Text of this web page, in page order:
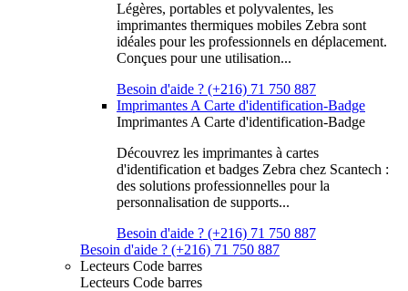
Légères, portables et polyvalentes, les
imprimantes thermiques mobiles Zebra sont
idéales pour les professionnels en déplacement.
Conçues pour une utilisation...
Besoin d'aide ? (+216) 71 750 887
Imprimantes A Carte d'identification-Badge
Imprimantes A Carte d'identification-Badge
Découvrez les imprimantes à cartes
d'identification et badges Zebra chez Scantech :
des solutions professionnelles pour la
personnalisation de supports...
Besoin d'aide ? (+216) 71 750 887
Besoin d'aide ? (+216) 71 750 887
Lecteurs Code barres
Lecteurs Code barres